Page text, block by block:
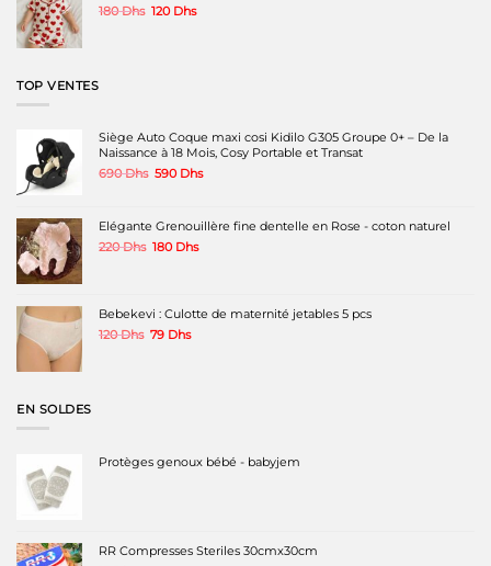
180Dhs Le
120 DhsLe
TOP VENTES
Siège Auto Coque maxi cosi Kidilo G305 Groupe 0+ – De la
Naissance à 18 Mois, Cosy Portable et Transat
690Dhs Le
était :
690 Dhs.
590 DhsLe
est :
590 Dhs.
Elégante Grenouillère fine dentelle en Rose - coton naturel
220Dhs Le
220 Dhs.
180 DhsLe
180 Dhs.
Bebekevi : Culotte de maternité jetables 5 pcs
120Dhs Le
79 DhsLe
EN SOLDES
Protèges genoux bébé - babyjem
RR Compresses Steriles 30cmx30cm